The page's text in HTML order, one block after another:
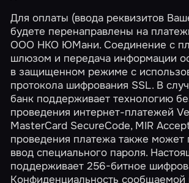
Для оплаты (ввода реквизитов
будете перенаправлены на
ООО НКО ЮМани. Соединение с
шлюзом и передача информации
в защищенном режиме с
протокола шифрования SSL. В
банк поддерживает технологию
проведения интернет-платежей
MasterCard SecureCode, MIR
проведения платежа также может
ввод специального пароля.
поддерживает 256-битное
Конфиденциальность сообщаемой